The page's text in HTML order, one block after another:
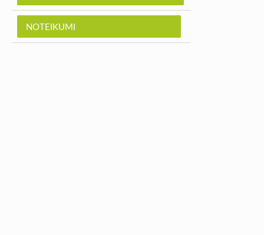
NOTEIKUMI